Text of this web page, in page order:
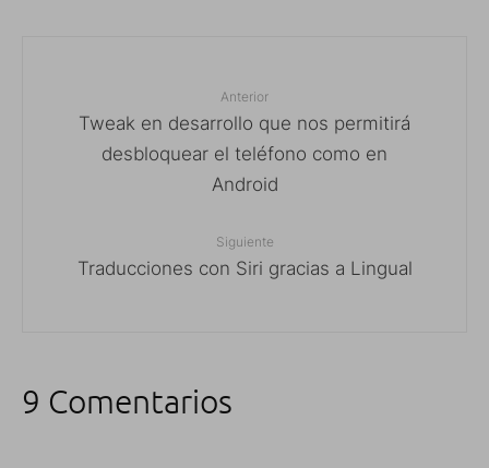
Anterior
Tweak en desarrollo que nos permitirá
desbloquear el teléfono como en
Android
Siguiente
Traducciones con Siri gracias a Lingual
9 Comentarios